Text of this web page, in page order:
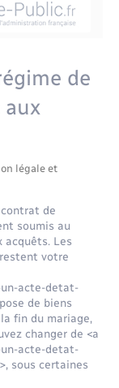
de l’espace
de
légale et
de
soumis au
acquêts. Les
votre
acte-detat-
de biens
fin du mariage,
changer de <a
acte-detat-
sous certaines